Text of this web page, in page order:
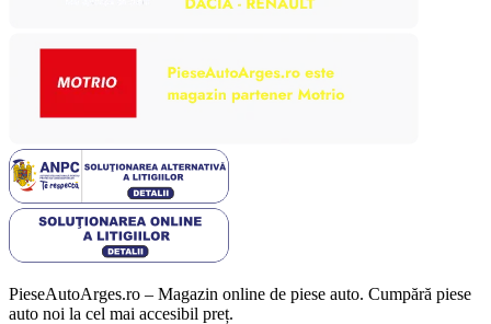
PieseAutoArges.ro – Magazin online de piese auto. Cumpără piese
auto noi la cel mai accesibil preț.